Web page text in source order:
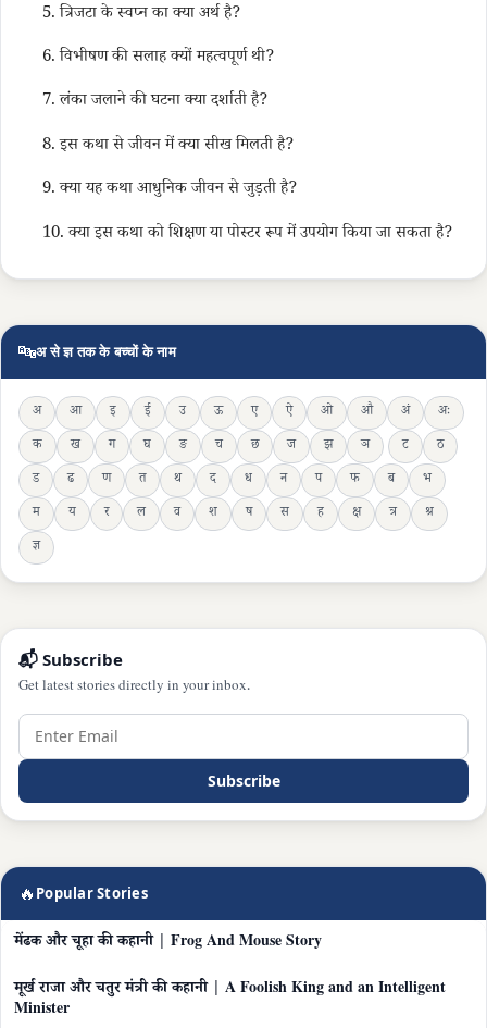
5. त्रिजटा के स्वप्न का क्या अर्थ है?
6. विभीषण की सलाह क्यों महत्वपूर्ण थी?
7. लंका जलाने की घटना क्या दर्शाती है?
8. इस कथा से जीवन में क्या सीख मिलती है?
9. क्या यह कथा आधुनिक जीवन से जुड़ती है?
10. क्या इस कथा को शिक्षण या पोस्टर रूप में उपयोग किया जा सकता है?
🔤अ से ज्ञ तक के बच्चों के नाम
अ आ इ ई उ ऊ ए ऐ ओ औ अं
अः
क
ख ग घ ङ च छ ज झ ञ ट
ठ
ड
ढ ण त थ द ध न प फ ब
भ
म
य र ल व श ष स ह क्ष त्र
श्र
ज्ञ
📬 Subscribe
Get latest stories directly in your inbox.
Subscribe
🔥 Popular Stories
मेंढक और चूहा की कहानी | Frog And Mouse Story
मूर्ख राजा और चतुर मंत्री की कहानी | A Foolish King and an Intelligent
Minister